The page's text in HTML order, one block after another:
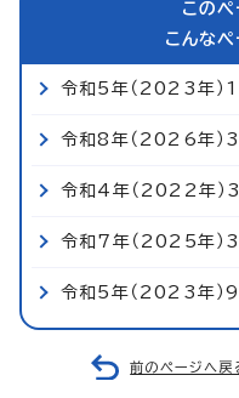
この
こんな
令和5年（2023年）
令和8年（2026年）
令和4年（2022年）
令和7年（2025年）
令和5年（2023年）
前のページへ戻